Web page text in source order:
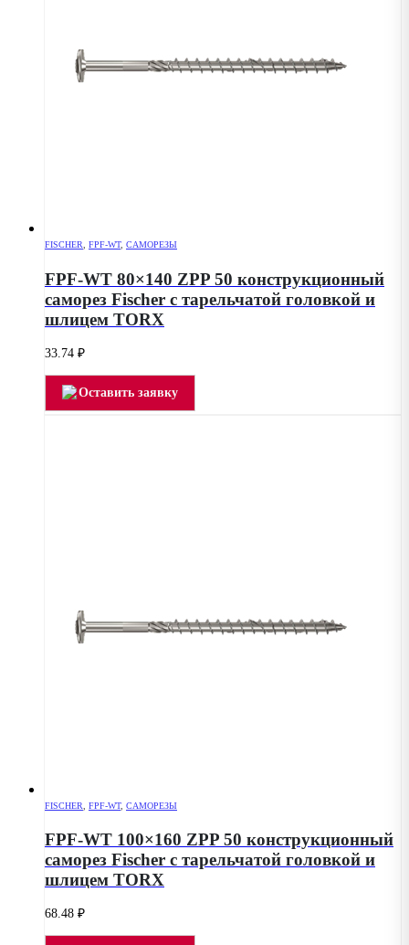
FISCHER, FPF-WT, САМОРЕЗЫ
FPF-WT 80×140 ZPP 50 конструкционный
саморез Fischer с тарельчатой головкой и
шлицем TORX
33.74 ₽
Оставить заявку
FISCHER FPF-WT, САМОРЕЗЫ
FPF-WT 100×160 ZPP 50 конструкционный
саморез Fischer с тарельчатой головкой и
шлицем TORX
68.48 ₽